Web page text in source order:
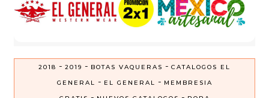
2018 - 2019 - BOTAS VAQUERAS - CATALOGOS EL
GENERAL
- EL GENERAL - MEMBRESIA